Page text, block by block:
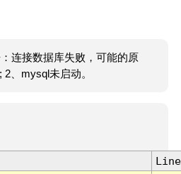
连接数据库失败，可能的原
、mysql未启动。
Line